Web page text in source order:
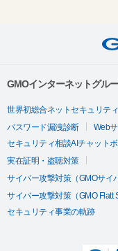
GMOインターネットグル
世界初総合ネットセキュリテ
パスワード漏洩診断
Web
セキュリティ相談AIチャットボ
実在証明・盗聴対策
サイバー攻撃対策（GMOサイ
サイバー攻撃対策（GMO Flatt
セキュリティ事業の軌跡